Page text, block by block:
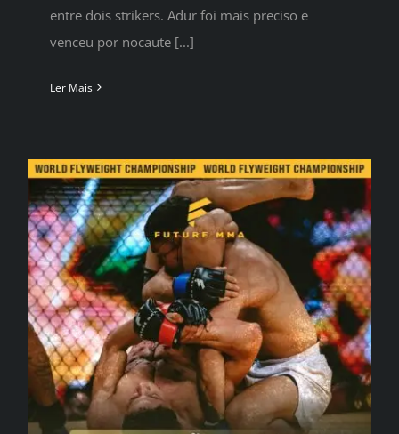
entre dois strikers. Adur foi mais preciso e
venceu por nocaute [...]
Ler Mais